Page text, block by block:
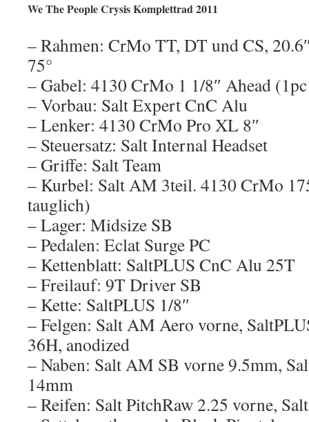
We The People Crysis Komplettrad 2011
– Rahmen: CrMo TT, DT und CS,
75°
– Gabel: 4130 CrMo 1 1/8″ Ahead
– Vorbau: Salt Expert CnC Alu
– Lenker: 4130 CrMo Pro XL 8″
– Steuersatz: Salt Internal Headset
– Griffe: Salt Team
– Kurbel: Salt AM 3teil. 4130 CrMo
tauglich)
– Lager: Midsize SB
– Pedalen: Eclat Surge PC
– Kettenblatt: SaltPLUS CnC Alu 25T
– Freilauf: 9T Driver SB
– Kette: SaltPLUS 1/8″
– Felgen: Salt AM Aero vorne,
36H, anodized
– Naben: Salt AM SB vorne 9.5mm,
14mm
– Reifen: Salt PitchRaw 2.25 vorne,